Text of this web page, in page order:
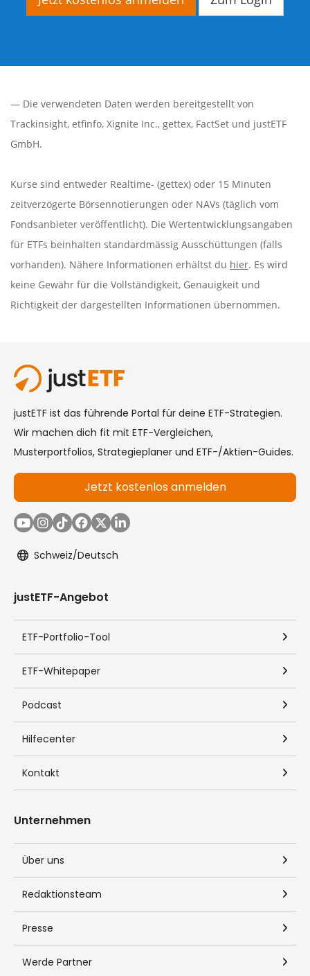
— Die verwendeten Daten werden bereitgestellt von
Trackinsight, etfinfo, Xignite Inc., gettex, FactSet und justETF
GmbH.
Kurse sind entweder Realtime- (gettex) oder 15 Minuten
zeitverzögerte Börsennotierungen oder NAVs (täglich vom
Fondsanbieter veröffentlicht). Die Wertentwicklungsangaben
für ETFs beinhalten standardmässig Ausschüttungen (falls
vorhanden). Nähere Informationen erhältst du hier. Es wird
keine Gewähr für die Vollständigkeit, Genauigkeit und
Richtigkeit der dargestellten Informationen übernommen.